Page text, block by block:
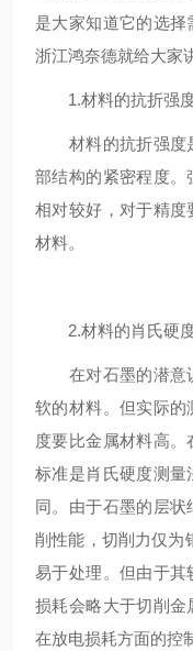
是大家知道它的选
浙江鸿奈德就给大家
1.材料的抗折强
材料的抗折强度
部结构的紧密程度
相对较好，对于精度
材料。
2.材料的肖氏硬
在对石墨的潜意
软的材料。但实际的
度要比金属材料高
标准是肖氏硬度测量
同。由于石墨的层
削性能，切削力仅为
易于处理。但由于其
损耗会略大于切削
在放电损耗方面的控